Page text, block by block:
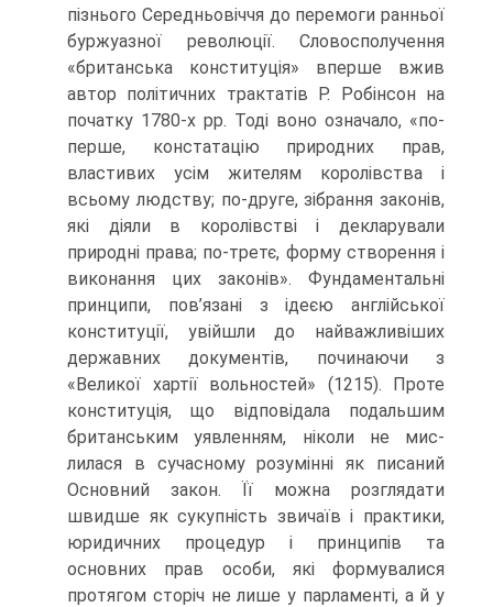
пізнього Середньовіччя до перемоги ранньої
буржуазної революції. Словосполучення
«британська конституція» вперше вжив
автор політичних трактатів Р. Робінсон на
початку 1780-х рр. Тоді воно означало, «по-
перше, констатацію природних прав,
властивих усім жителям королівства і
всьому людству; по-друге, зібрання законів,
які діяли в королівстві і декларували
природні права; по-третє, форму створення і
виконання цих законів». Фундаментальні
принципи, пов’язані з ідеєю англійської
конституції, увійшли до найважливіших
державних документів, починаючи з
«Великої хартії вольностей» (1215). Проте
конституція, що відповідала подальшим
британським уявленням, ніколи не мис-
лилася в сучасному розумінні як писаний
Основний закон. Її можна розглядати
швидше як сукупність звичаїв і практики,
юридичних процедур і принципів та
основних прав особи, які формувалися
протягом сторіч не лише у парламенті, а й у